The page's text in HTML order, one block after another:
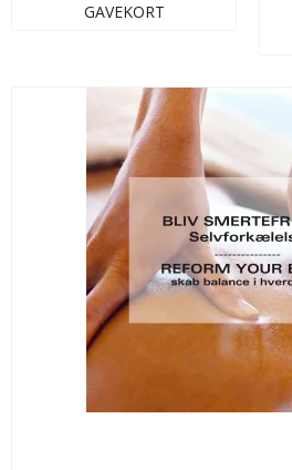
GAVEKORT